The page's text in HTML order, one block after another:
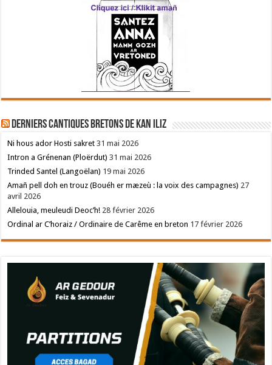
Derniers cantiques bretons de Kan Iliz
Ni hous ador Hosti sakret 31 mai 2026
Intron a Grénenan (Ploërdut) 31 mai 2026
Trinded Santel (Langoëlan) 19 mai 2026
Amañ pell doh en trouz (Bouéh er mæzeù : la voix des campagnes) 27
avril 2026
Allelouia, meuleudi Deoc’h! 28 février 2026
Ordinal ar C’horaiz / Ordinaire de Carême en breton 17 février 2026